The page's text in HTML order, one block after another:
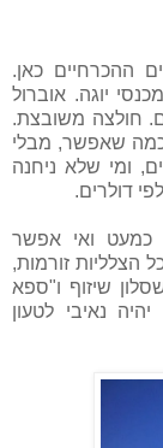
ההכרחיים כאן.
יוגה. אוברול
חולצה משובצת.
כמה שאפשר, מבלי
ומי שלא ניחנה
דולרים.
כמעט ואי אפשר
הצלליות זורמות,
שיזוף ו"ספא
נאיבי לטעון